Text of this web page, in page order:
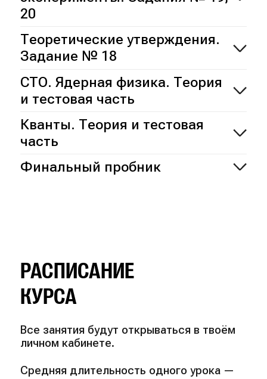
20
Теоретические утверждения.
Задание № 18
СТО. Ядерная физика. Теория
и тестовая часть
Кванты. Теория и тестовая
часть
Финальный пробник
РАСПИСАНИЕ
КУРСА
Все занятия будут открываться в твоём
личном кабинете.
Средняя длительность одного урока —